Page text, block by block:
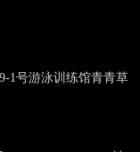
1号游泳训练馆青青草